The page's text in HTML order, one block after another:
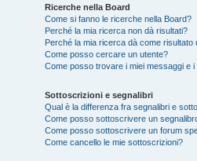
Ricerche nella Board
Come si fanno le ricerche nella Board?
Perché la mia ricerca non dà risultati?
Perché la mia ricerca dà come risultato
Come posso cercare un utente?
Come posso trovare i miei messaggi e i
Sottoscrizioni e segnalibri
Qual è la differenza fra segnalibri e
Come posso sottoscrivere un
Come posso sottoscrivere un forum
Come cancello le mie sottoscrizioni?